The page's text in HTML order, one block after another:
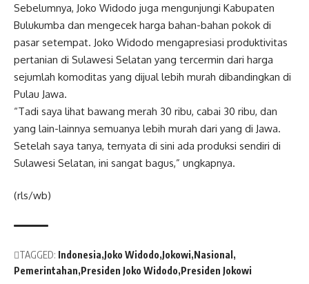
Sebelumnya, Joko Widodo juga mengunjungi Kabupaten
Bulukumba dan mengecek harga bahan-bahan pokok di
pasar setempat. Joko Widodo mengapresiasi produktivitas
pertanian di Sulawesi Selatan yang tercermin dari harga
sejumlah komoditas yang dijual lebih murah dibandingkan di
Pulau Jawa.
“Tadi saya lihat bawang merah 30 ribu, cabai 30 ribu, dan
yang lain-lainnya semuanya lebih murah dari yang di Jawa.
Setelah saya tanya, ternyata di sini ada produksi sendiri di
Sulawesi Selatan, ini sangat bagus,” ungkapnya.
(rls/wb)
TAGGED: Indonesia Joko Widodo Jokowi Nasional
Pemerintahan Presiden Joko Widodo Presiden Jokowi